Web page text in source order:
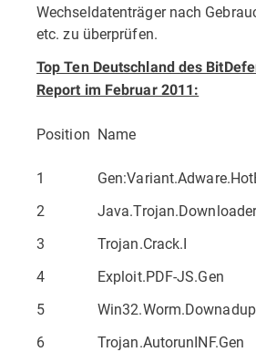
Wechseldatenträger nach
etc. zu überprüfen.
Top Ten Deutschland des
Report im Februar 2011:
Position Name
1
2
3
Trojan.Crack.I
4
Exploit.PDF-JS.Gen
5
6
Trojan.AutorunINF.Gen